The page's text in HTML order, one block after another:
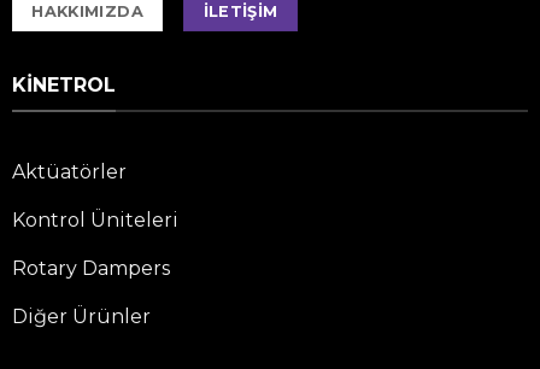
HAKKIMIZDA İLETIŞIM
KINETROL
Aktüatörler
Kontrol Üniteleri
Rotary Dampers
Diğer Ürünler